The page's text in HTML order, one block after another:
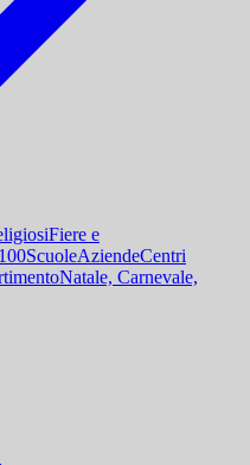
Fiere e
ScuoleAziendeCentri
Natale, Carnevale,